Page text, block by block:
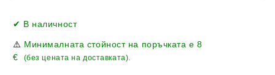
✔ В наличност
⚠️ Минималната стойност на поръчката е8
€
(без цената на доставката).